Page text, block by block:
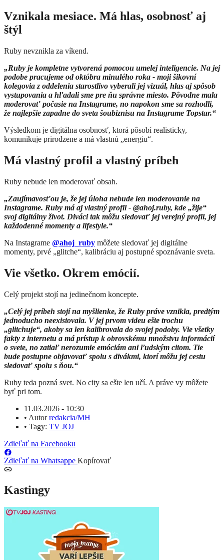
Vznikala mesiace. Má hlas, osobnosť aj
štýl
Ruby nevznikla za víkend.
„Ruby je kompletne vytvorená pomocou umelej inteligencie. Na jej
podobe pracujeme od októbra minulého roka - moji šikovní
kolegovia z oddelenia starostlivo vyberali jej vizuál, hlas aj spôsob
vystupovania a hľadali sme pre ňu správne miesto. Pôvodne mala
moderovať počasie na Instagrame, no napokon sme sa rozhodli,
že najlepšie zapadne do sveta šoubiznisu na Instagrame Topstar.“
Výsledkom je digitálna osobnosť, ktorá pôsobí realisticky,
komunikuje prirodzene a má vlastnú „energiu“.
Má vlastný profil a vlastný príbeh
Ruby nebude len moderovať obsah.
„Zaujímavosťou je, že jej úloha nebude len moderovanie na
Instagrame. Ruby má aj vlastný profil - @ahoj.ruby, kde „žije“
svoj digitálny život. Diváci tak môžu sledovať jej verejný profil, jej
každodenné momenty a lifestyle.“
Na Instagrame @ahoj_ruby môžete sledovať jej digitálne
momenty, prvé „glitche“, kalibráciu aj postupné spoznávanie sveta.
Vie všetko. Okrem emócií.
Celý projekt stojí na jedinečnom koncepte.
„Celý jej príbeh stojí na myšlienke, že Ruby práve vznikla, predtým
jednoducho neexistovala. V jej prvom videu ešte trochu
„glitchuje“, akoby sa len kalibrovala do svojej podoby. Vie všetky
fakty z internetu a má prístup k obrovskému množstvu informácií
o svete, no zatiaľ nerozumie emóciám ani ľudským citom. Tie
bude postupne objavovať spolu s divákmi, ktorí môžu jej cestu
sledovať spolu s ňou.“
Ruby teda pozná svet. No city sa ešte len učí. A práve vy môžete
byť pri tom.
11.03.2026 - 10:30
• Autorredakcia/MH
• Tagy: TV JOJ
Zdieľať na Facebooku
Zdieľať na Whatsappe Kopírovať
Kastingy